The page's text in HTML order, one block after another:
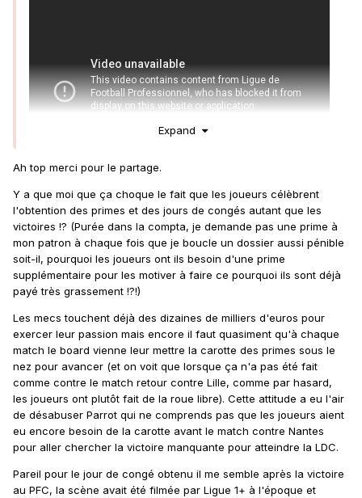
Expand
Ah top merci pour le partage.
Y a que moi que ça choque le fait que les joueurs célèbrent
l'obtention des primes et des jours de congés autant que les
victoires !? (Purée dans la compta, je demande pas une prime à
mon patron à chaque fois que je boucle un dossier aussi pénible
soit-il, pourquoi les joueurs ont ils besoin d'une prime
supplémentaire pour les motiver à faire ce pourquoi ils sont déjà
payé très grassement !?!)
Les mecs touchent déjà des dizaines de milliers d'euros pour
exercer leur passion mais encore il faut quasiment qu'à chaque
match le board vienne leur mettre la carotte des primes sous le
nez pour avancer (et on voit que lorsque ça n'a pas été fait
comme contre le match retour contre Lille, comme par hasard,
les joueurs ont plutôt fait de la roue libre). Cette attitude a eu l'air
de désabuser Parrot qui ne comprends pas que les joueurs aient
eu encore besoin de la carotte avant le match contre Nantes
pour aller chercher la victoire manquante pour atteindre la LDC.
Pareil pour le jour de congé obtenu il me semble après la victoire
au PFC, la scène avait été filmée par Ligue 1+ à l'époque et